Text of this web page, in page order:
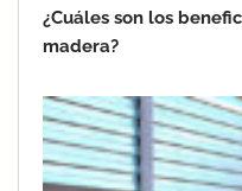
¿Cuáles son los
madera?